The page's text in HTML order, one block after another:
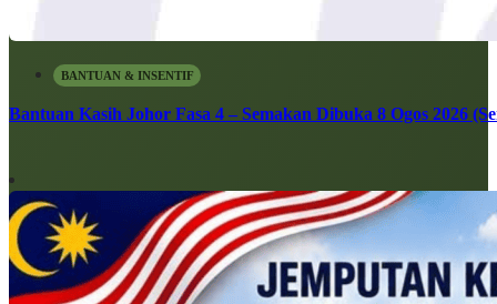
BANTUAN & INSENTIF
Bantuan Kasih Johor Fasa 4 – Semakan Dibuka 8 Ogos 2026